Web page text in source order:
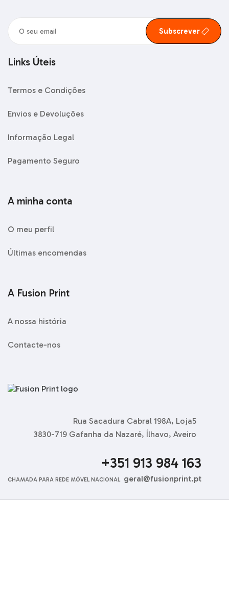
Subscrever
Links Úteis
Termos e Condições
Envios e Devoluções
Informação Legal
Pagamento Seguro
A minha conta
O meu perfil
Últimas encomendas
A Fusion Print
A nossa história
Contacte-nos
Rua Sacadura Cabral 198A, Loja5
3830-719 Gafanha da Nazaré, Ílhavo, Aveiro
+351 913 984 163
CHAMADA PARA REDE MÓVEL NACIONAL geral@fusionprint.pt